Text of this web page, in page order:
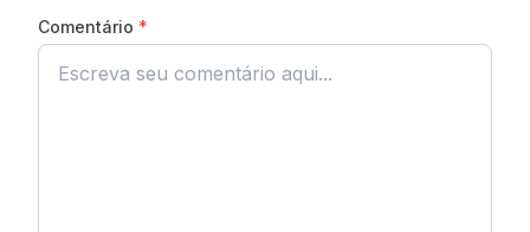
Comentário *